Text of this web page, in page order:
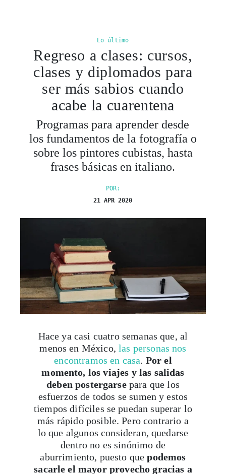
Lo último
Regreso a clases: cursos,
clases y diplomados para
ser más sabios cuando
acabe la cuarentena
Programas para aprender desde
los fundamentos de la fotografía o
sobre los pintores cubistas, hasta
frases básicas en italiano.
POR:
21 APR 2020
Hace ya casi cuatro semanas que, al
menos en México,las personas nos
encontramos en casa. Por el
momento, los viajes y las salidas
deben postergarsepara que los
esfuerzos de todos se sumen y estos
tiempos difíciles se puedan superar lo
más rápido posible. Pero contrario a
lo que algunos consideran, quedarse
dentro no es sinónimo de
aburrimiento, puesto quepodemos
sacarle el mayor provecho gracias a